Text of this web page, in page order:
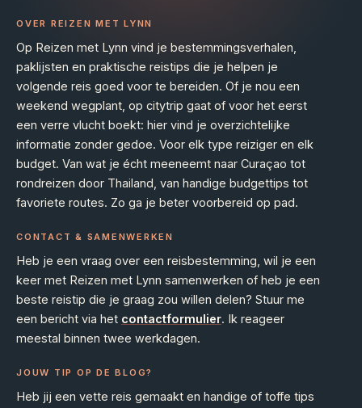
OVER REIZEN MET LYNN
Op Reizen met Lynn vind je bestemmingsverhalen,
paklijsten en praktische reistips die je helpen je
volgende reis goed voor te bereiden. Of je nou een
weekend wegplant, op citytrip gaat of voor het eerst
een verre vlucht boekt: hier vind je overzichtelijke
informatie zonder gedoe. Voor elk type reiziger en elk
budget. Van wat je écht meeneemt naar Curaçao tot
rondreizen door Thailand, van handige budgettips tot
favoriete routes. Zo ga je beter voorbereid op pad.
CONTACT & SAMENWERKEN
Heb je een vraag over een reisbestemming, wil je een
keer met Reizen met Lynn samenwerken of heb je een
beste reistip die je graag zou willen delen? Stuur me
een bericht via het contactformulier. Ik reageer
meestal binnen twee werkdagen.
JOUW TIP OP DE BLOG?
Heb jij een vette reis gemaakt en handige of toffe tips